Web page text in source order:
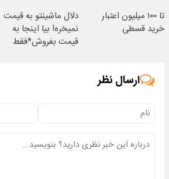
تا ۱۰۰ میلیون اعتبار
خرید قسطی
دلال ماشینتو به قیمت
نمیخره! بیا اینجا به
قیمت بفروش*فقط
ارسال نظر